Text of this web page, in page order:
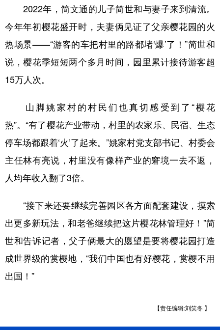
2022年，简文通的儿子简世和与妻子来到清流。
今年年初樱花盛开时，夫妻俩见证了父亲樱花园的火
热场景——“游客的车把村里的路都堵‘爆’了！”简世和
说，樱花季短短两个多月时间，园里累计接待游客超
15万人次。
山脚姚家村的村民们也真切感受到了“樱花
热”。“有了樱花产业带动，村里的农家乐、民宿、生态
停车场都跟着‘火’了起来。”姚家村党支部书记、村委会
主任林有亮说，村里没有像样产业的窘境一去不返，
人均年收入翻了3倍。
“接下来还要继续完善园区各方面配套建设，摸索
出更多新玩法，和老爸继续把这片樱花林管理好！”简
世和告诉记者，父子俩最大的愿望是要将樱花园打造
成世界级的赏樱地，“我们中国也有好樱花，赏樱不用
出国！”
【责任编辑:刘笑冬 】